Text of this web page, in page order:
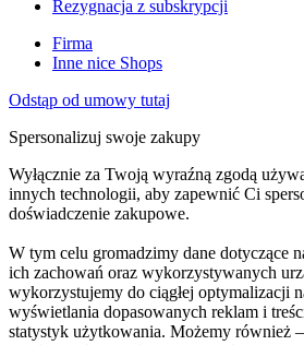
Rezygnacja z subskrypcji
Firma
Inne nice Shops
Odstąp od umowy tutaj
Spersonalizuj swoje zakupy
Wyłącznie za Twoją wyraźną zgodą
innych technologii, aby zapewnić Ci
doświadczenie zakupowe.
W tym celu gromadzimy dane dotyczące
ich zachowań oraz wykorzystywanych
wykorzystujemy do ciągłej optymalizacji
wyświetlania dopasowanych reklam i
statystyk użytkowania. Możemy również